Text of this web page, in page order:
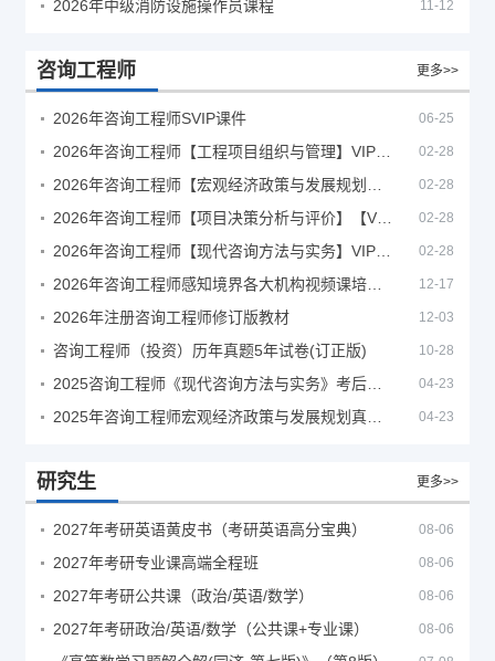
2026年中级消防设施操作员课程 11-12
咨询工程师 更多>>
2026年咨询工程师SVIP课件 06-25
02-28
02-28
02-28
02-28
12-17
2026年注册咨询工程师修订版教材 12-03
咨询工程师（投资）历年真题5年试卷(订正版) 10-28
04-23
04-23
研究生 更多>>
2027年考研英语黄皮书（考研英语高分宝典） 08-06
2027年考研专业课高端全程班 08-06
2027年考研公共课（政治/英语/数学） 08-06
2027年考研政治/英语/数学（公共课+专业课） 08-06